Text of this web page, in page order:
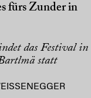
fürs Zunder in
das Festival in
statt